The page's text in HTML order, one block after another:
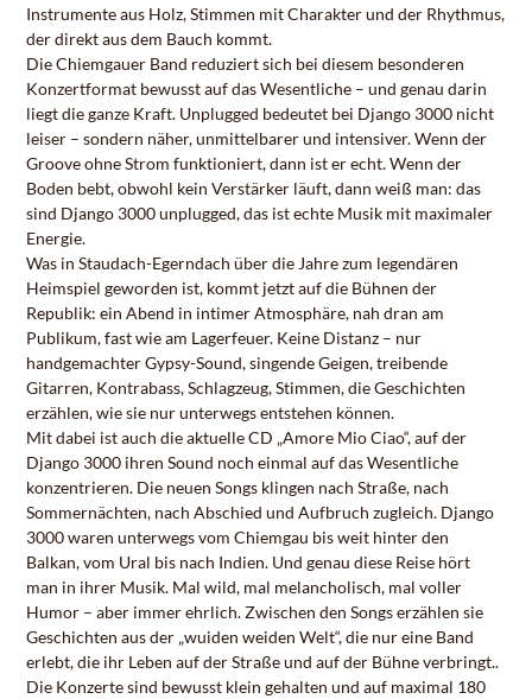
Instrumente aus Holz, Stimmen mit Charakter und der Rhythmus,
der direkt aus dem Bauch kommt.
Die Chiemgauer Band reduziert sich bei diesem besonderen
Konzertformat bewusst auf das Wesentliche – und genau darin
liegt die ganze Kraft. Unplugged bedeutet bei Django 3000 nicht
leiser – sondern näher, unmittelbarer und intensiver. Wenn der
Groove ohne Strom funktioniert, dann ist er echt. Wenn der
Boden bebt, obwohl kein Verstärker läuft, dann weiß man: das
sind Django 3000 unplugged, das ist echte Musik mit maximaler
Energie.
Was in Staudach-Egerndach über die Jahre zum legendären
Heimspiel geworden ist, kommt jetzt auf die Bühnen der
Republik: ein Abend in intimer Atmosphäre, nah dran am
Publikum, fast wie am Lagerfeuer. Keine Distanz – nur
handgemachter Gypsy-Sound, singende Geigen, treibende
Gitarren, Kontrabass, Schlagzeug, Stimmen, die Geschichten
erzählen, wie sie nur unterwegs entstehen können.
Mit dabei ist auch die aktuelle CD „Amore Mio Ciao“, auf der
Django 3000 ihren Sound noch einmal auf das Wesentliche
konzentrieren. Die neuen Songs klingen nach Straße, nach
Sommernächten, nach Abschied und Aufbruch zugleich. Django
3000 waren unterwegs vom Chiemgau bis weit hinter den
Balkan, vom Ural bis nach Indien. Und genau diese Reise hört
man in ihrer Musik. Mal wild, mal melancholisch, mal voller
Humor – aber immer ehrlich. Zwischen den Songs erzählen sie
Geschichten aus der „wuiden weiden Welt“, die nur eine Band
erlebt, die ihr Leben auf der Straße und auf der Bühne verbringt..
Die Konzerte sind bewusst klein gehalten und auf maximal 180